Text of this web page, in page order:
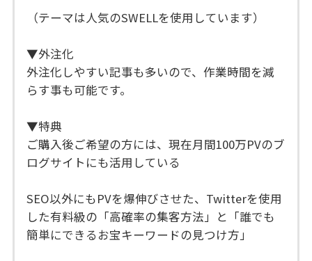
（テーマは人気のSWELLを使用しています）
▼外注化
外注化しやすい記事も多いので、作業時間を減
らす事も可能です。
▼特典
ご購入後ご希望の方には、現在月間100万PVのブ
ログサイトにも活用している
SEO以外にもPVを爆伸びさせた、Twitterを使用
した有料級の「高確率の集客方法」と「誰でも
簡単にできるお宝キーワードの見つけ方」